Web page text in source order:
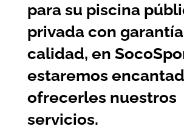
para su piscina
privada con
calidad, en
estaremos
ofrecerles nuestros
servicios.